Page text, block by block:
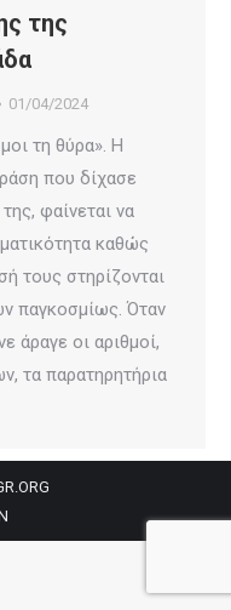
της
01/04/2024
τη θύρα». H
που δίχασε
φαίνεται να
καθώς
τους στηρίζονται
παγκοσμίως. Όταν
άραγε οι αριθμοί,
τα παρατηρητήρια